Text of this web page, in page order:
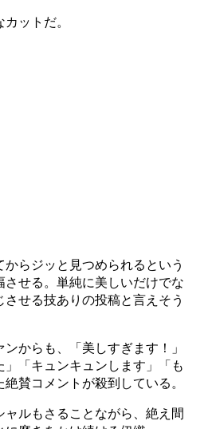
ットだ。
らジッと見つめられるという
せる。単純に美しいだけでな
させる技ありの投稿と言えそう
からも、「美しすぎます！」
」「キュンキュンします」「も
賛コメントが殺到している。
ルもさることながら、絶え間